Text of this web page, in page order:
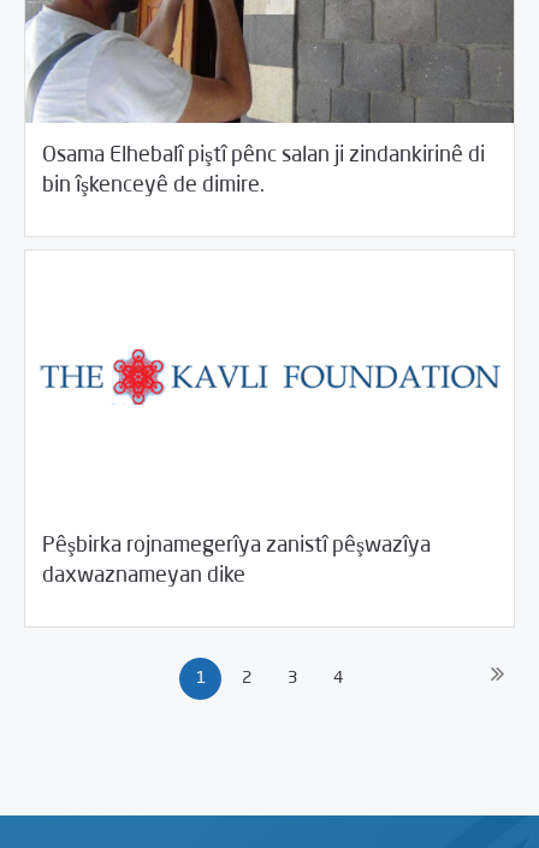
Osama Elhebalî piştî pênc salan ji zindankirinê di
bin îşkenceyê de dimire.
24/2017 Rewangeha Binpêkirinan
Pêşbirka rojnamegerîya zanistî pêşwazîya
daxwaznameyan dike
24/2017 Rahînan û Beşdarî
1 2 3 4